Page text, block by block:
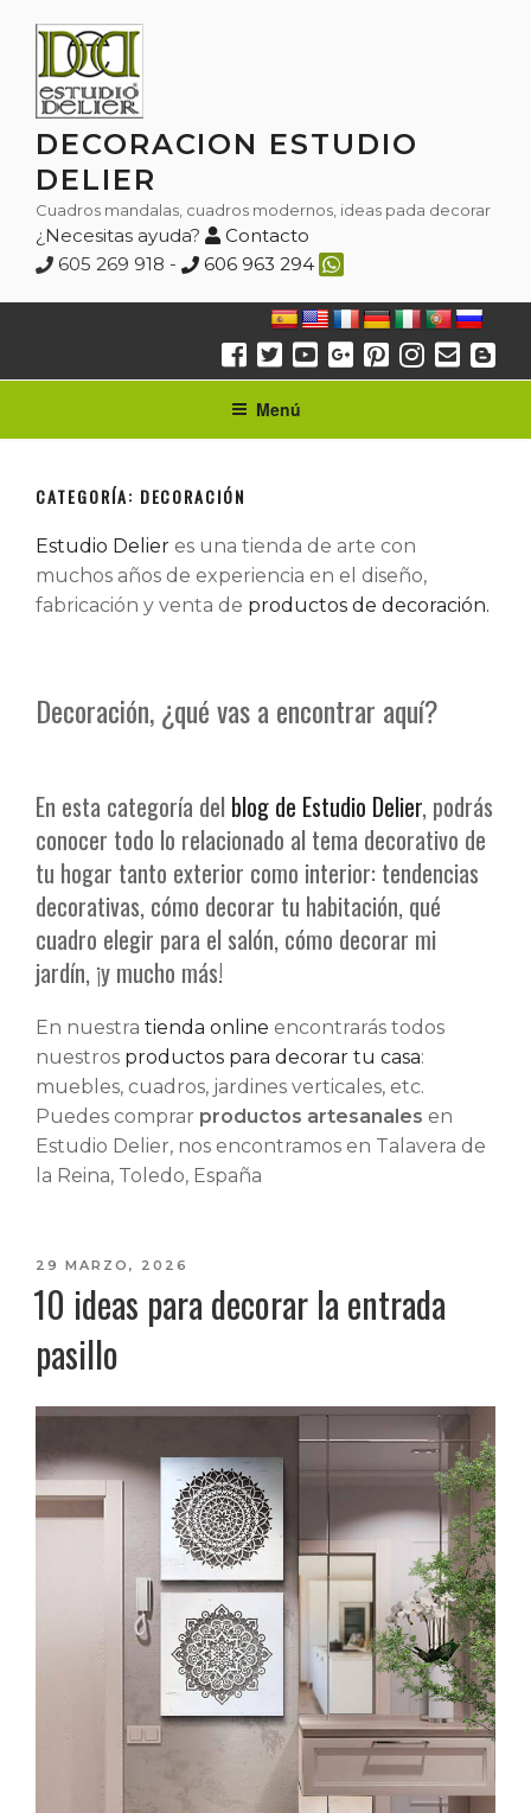
contenido
DECORACION ESTUDIO
DELIER
Cuadros mandalas, cuadros modernos, ideas pada decorar
¿Necesitas ayuda?
Contacto
605 269 918 -
606 963 294
Menú
CATEGORÍA: DECORACIÓN
Estudio Delier es una tienda de arte con
muchos años de experiencia en el diseño,
fabricación y venta de productos de decoración.
Decoración, ¿qué vas a encontrar aquí?
En esta categoría del blog de Estudio Delier, podrás
conocer todo lo relacionado al tema decorativo de
tu hogar tanto exterior como interior: tendencias
decorativas, cómo decorar tu habitación, qué
cuadro elegir para el salón, cómo decorar mi
jardín, ¡y mucho más!
En nuestra tienda online encontrarás todos
nuestros productos para decorar tu casa:
muebles, cuadros, jardines verticales, etc.
Puedes comprar productos artesanales en
Estudio Delier, nos encontramos en Talavera de
la Reina, Toledo, España
PUBLICADO
29 MARZO, 2026
10 ideas para decorar la entrada
pasillo